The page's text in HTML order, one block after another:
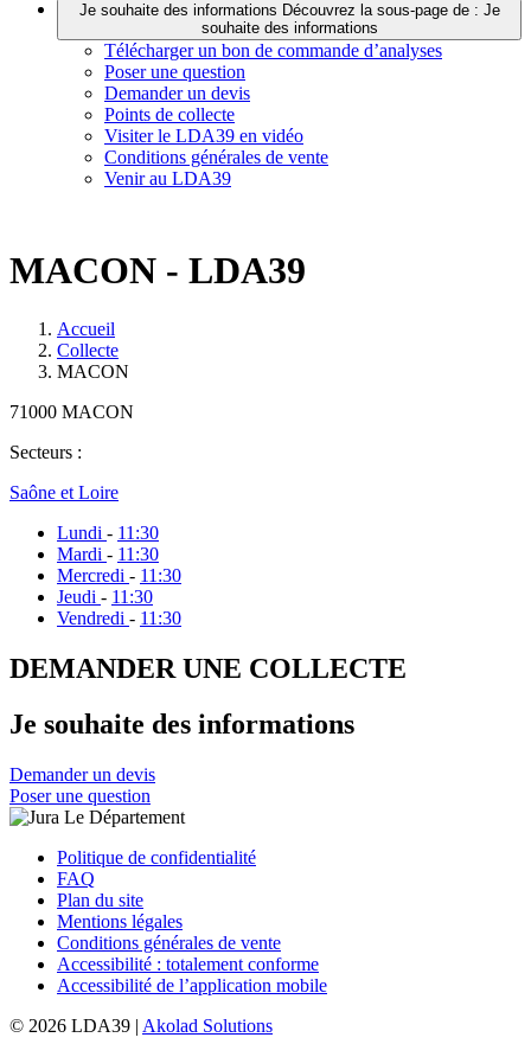
Je souhaite des informations Découvrez la sous-page de : Je
souhaite des informations
Télécharger un bon de commande d’analyses
Poser une question
Demander un devis
Points de collecte
Visiter le LDA39 en vidéo
Conditions générales de vente
Venir au LDA39
MACON - LDA39
Accueil
Collecte
MACON
71000 MACON
Secteurs :
Saône et Loire
Lundi - 11:30
Mardi - 11:30
Mercredi - 11:30
Jeudi - 11:30
Vendredi - 11:30
DEMANDER UNE COLLECTE
Je souhaite des informations
Demander un devis
Poser une question
Politique de confidentialité
FAQ
Plan du site
Mentions légales
Conditions générales de vente
Accessibilité : totalement conforme
Accessibilité de l’application mobile
© 2026 LDA39 | Akolad Solutions